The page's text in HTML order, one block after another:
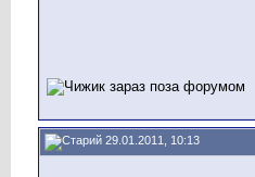
29.01.2011, 10:13